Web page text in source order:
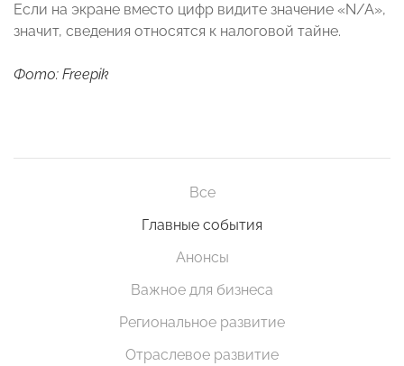
Если на экране вместо цифр видите значение «N/A»,
значит, сведения относятся к налоговой тайне.
Фото: Freepik
Все
Главные события
Анонсы
Важное для бизнеса
Региональное развитие
Отраслевое развитие